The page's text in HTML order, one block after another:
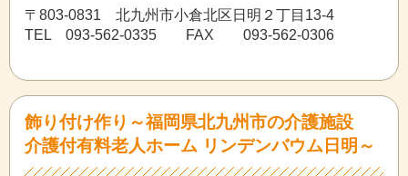
〒803-0831 北九州市小倉北区日明２丁目13-4
TEL 093-562-0335 FAX 093-562-0306
飾り付け作り～福岡県北九州市の介護施設
介護付有料老人ホーム リンデンバウム日明～